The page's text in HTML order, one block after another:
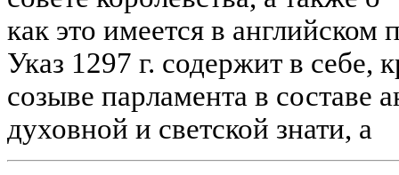
как это имеется в английском
Указ 1297 г. содержит в себе,
созыве парламента в составе
духовной и светской знати, а